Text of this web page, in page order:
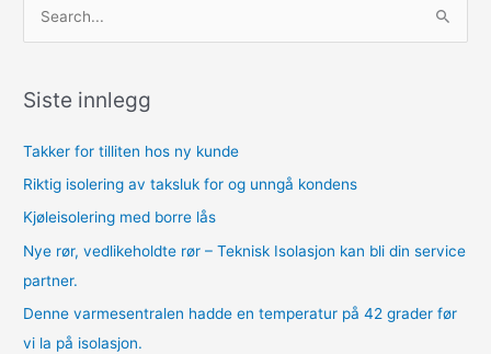
e
r
:
Siste innlegg
Takker for tilliten hos ny kunde
Riktig isolering av taksluk for og unngå kondens
Kjøleisolering med borre lås
Nye rør, vedlikeholdte rør – Teknisk Isolasjon kan bli din service
partner.
Denne varmesentralen hadde en temperatur på 42 grader før
vi la på isolasjon.